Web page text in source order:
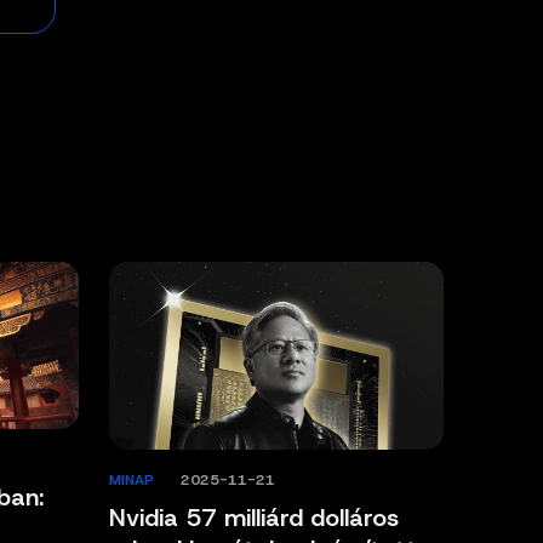
Nvidia 57 milliárd dolláros
MINAP 2025-11-21